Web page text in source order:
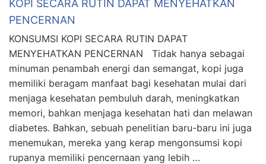
KOPI SECARA RUTIN DAPAT MENYEHATKAN
PENCERNAN
KONSUMSI KOPI SECARA RUTIN DAPAT
MENYEHATKAN PENCERNAN Tidak hanya sebagai
minuman penambah energi dan semangat, kopi juga
memiliki beragam manfaat bagi kesehatan mulai dari
menjaga kesehatan pembuluh darah, meningkatkan
memori, bahkan menjaga kesehatan hati dan melawan
diabetes. Bahkan, sebuah penelitian baru-baru ini juga
menemukan, mereka yang kerap mengonsumsi kopi
rupanya memiliki pencernaan yang lebih …